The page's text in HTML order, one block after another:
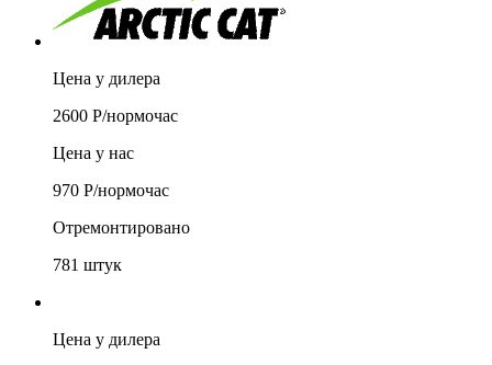
Цена у дилера
2600 Р/нормочас
Цена у нас
970 Р/нормочас
Отремонтировано
781 штук
Цена у дилера